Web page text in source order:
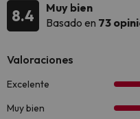
8.4
Muy bien
Basado en 73